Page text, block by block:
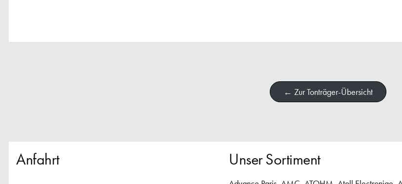
← Zur Tonträger-Übersicht
Anfahrt Unser Sortiment